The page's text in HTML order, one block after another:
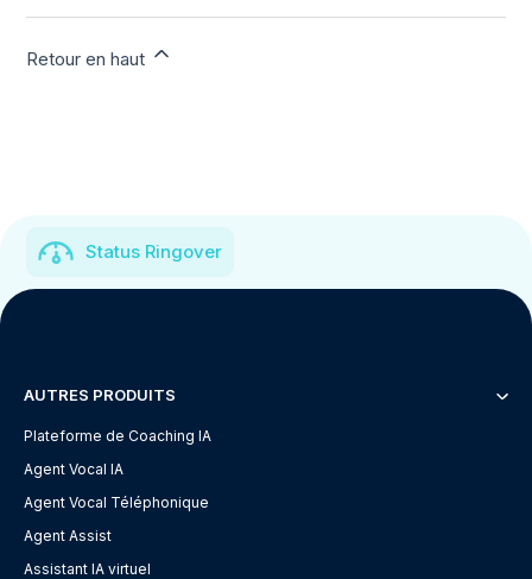
Retour en haut
Status Ringover
AUTRES PRODUITS
Plateforme de Coaching IA
Agent Vocal IA
Agent Vocal Téléphonique
Agent Assist
Assistant IA virtuel